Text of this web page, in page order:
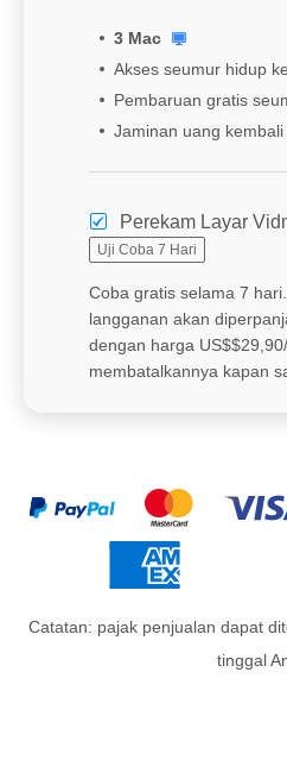
3 Mac
Akses seumur hidup
Pembaruan gratis
Jaminan uang
Perekam Layar
Uji Coba 7 Hari
Coba gratis selama 7 hari.
langganan akan
dengan harga
membatalkannya kapan
Catatan: pajak penjualan dapat
tinggal